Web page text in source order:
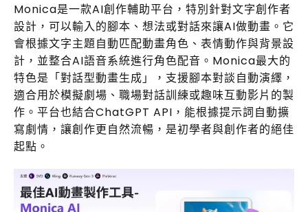
Monica是一款AI創作輔助平台，特別針對文字創作者
設計，可以輸入的腳本、想法或對話來讓AI做動畫。它
會根據文字主題自動匹配動畫角色、表情動作與背景設
計，並整合AI語音系統進行角色配音。Monica最大的
特色是「對話型動畫生成」，支援腳本對談自動演繹，
適合用於模擬劇場、職場對話訓練或趣味互動影片的製
作。平台也結合ChatGPT API，能根據提示詞自動擴
寫劇情，讓創作更自然流暢，是初學者與創作者的絕佳
起點。